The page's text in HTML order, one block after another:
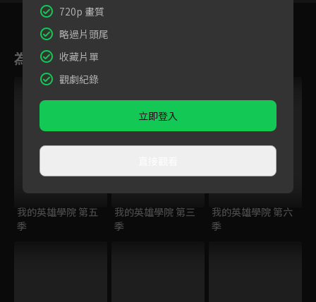
64 65
為您推薦
我的英雄學院 第五
季
我的英雄學院 第三
季
我的英雄學院 第六
季
720p 畫質
略過片頭尾
收藏片單
觀劇紀錄
立即登入